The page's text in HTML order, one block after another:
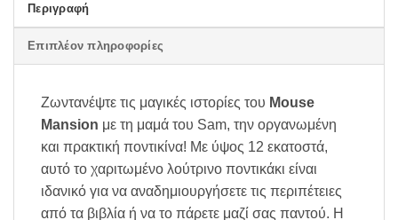
Περιγραφή
Επιπλέον πληροφορίες
Ζωντανέψτε τις μαγικές ιστορίες του Mouse
Mansion με τη μαμά του Sam, την οργανωμένη
και πρακτική ποντικίνα! Με ύψος 12 εκατοστά,
αυτό το χαριτωμένο λούτρινο ποντικάκι είναι
ιδανικό για να αναδημιουργήσετε τις περιπέτειες
από τα βιβλία ή να το πάρετε μαζί σας παντού. Η